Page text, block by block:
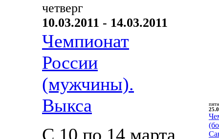
четверг
10.03.2011 - 14.03.2011
Чемпионат
России
(мужчины).
Выкса
С 10 по 14 марта